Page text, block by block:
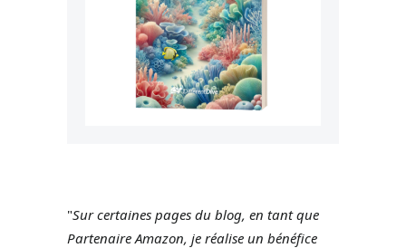
"Sur certaines pages du blog, en tant que
Partenaire Amazon, je réalise un bénéfice